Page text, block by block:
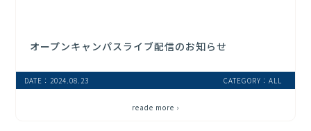
オープンキャンパスライブ配信のお知らせ
DATE：2024.08.23 CATEGORY：ALL
reade more ›